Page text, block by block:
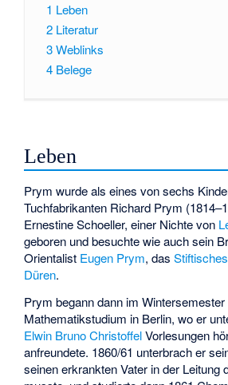
1 Leben
2 Literatur
3Weblinks
4 Belege
Leben
Prym wurde als eines von sechs
Tuchfabrikanten Richard Prym
Ernestine Schoeller, einer Nichte von
geboren und besuchte wie auch sein
Orientalist Eugen Prym, das
Düren.
Prym begann dann im Wintersemester
Mathematikstudium in Berlin, wo er
Elwin Bruno ChristoffelVorlesungen
anfreundete. 1860/61 unterbrach er
seinen erkrankten Vater in der Leitung